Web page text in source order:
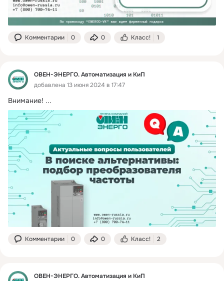
Комментарии 0 0 Класс! 1
ОВЕН-ЭНЕРГО. Автоматизация и КиП
добавлена 13 июня 2024 в 17:47
Внимание! ...
Комментарии 0 0 Класс! 2
ОВЕН-ЭНЕРГО. Автоматизация и КиП